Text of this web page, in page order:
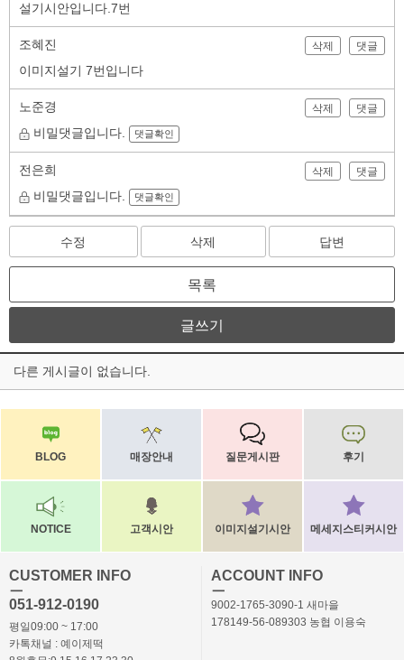
설기시안입니다.7번
조혜진 삭제 댓글
이미지설기 7번입니다
노준경 삭제 댓글
비밀댓글입니다. 댓글확인
전은희 삭제 댓글
비밀댓글입니다. 댓글확인
수정 삭제 답변
목록
글쓰기
다른 게시글이 없습니다.
BLOG 매장안내 질문게시판 후기
NOTICE 고객시안 이미지설기시안 메세지스티커시안
CUSTOMER INFO
ㅡ
051-912-0190
평일09:00 ~ 17:00
카톡채널 : 예이제떡
ACCOUNT INFO
ㅡ
9002-1765-3090-1 새마을
178149-56-089303 농협 이용숙